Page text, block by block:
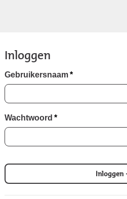
Inloggen
Gebruikersnaam *
Wachtwoord *
Inloggen